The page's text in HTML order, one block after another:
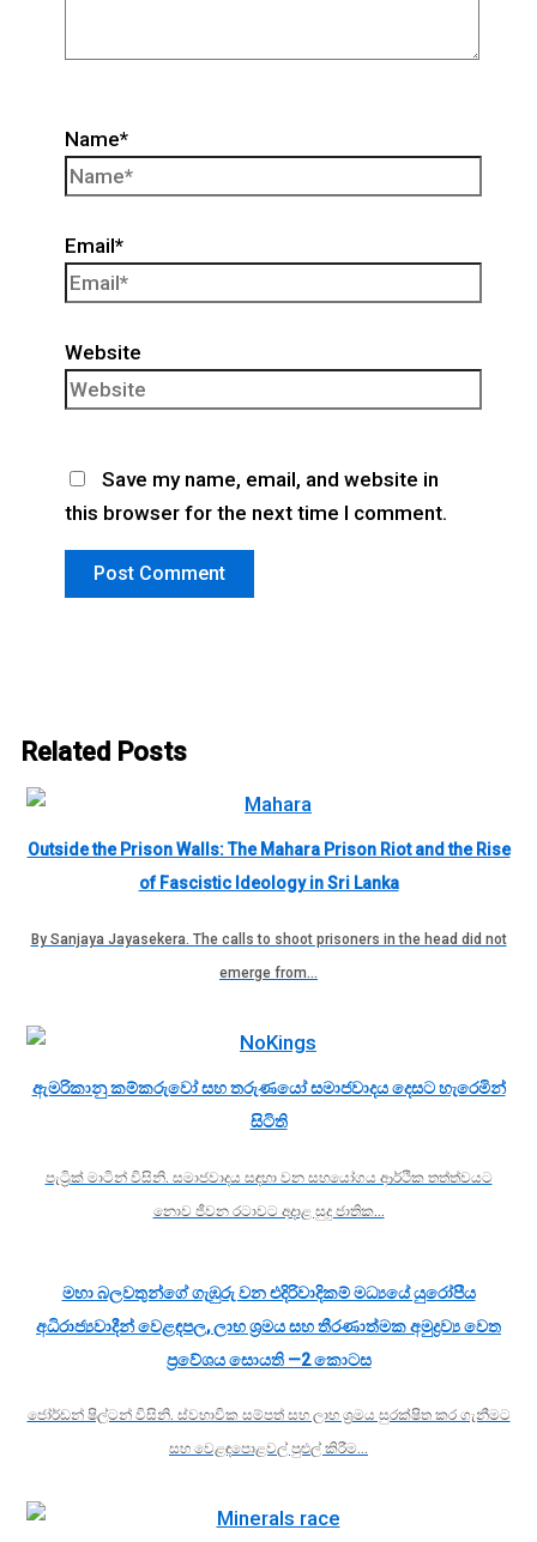
Name*
Email*
Website
Save my name, email, and website in
this browser for the next time I comment.
Related Posts
Outside the Prison Walls: The Mahara Prison Riot and the Rise
of Fascistic Ideology in Sri Lanka
By Sanjaya Jayasekera. The calls to shoot prisoners in the head did not
emerge from…
ඇමරිකානු කම්කරුවෝ සහ තරුණයෝ සමාජවාදය දෙසට හැරෙමින්
සිටිති
පැට්‍රික් මාටින් විසිනි. සමාජවාදය සඳහා වන සහයෝගය ආර්ථික තත්ත්වයට
නොව ජීවන රටාවට අදාළ සුදු ජාතික…
මහා බලවතුන්ගේ ගැඹුරු වන එදිරිවාදිකම් මධ්‍යයේ යුරෝපීය
අධිරාජ්‍යවාදීන් වෙළඳපල, ලාභ ශ්‍රමය සහ තීරණාත්මක අමුද්‍රව්‍ය වෙත
ප්‍රවේශය සොයති —2 කොටස
ජෝර්ඩන් ෂිල්ටන් විසිනි. ස්වභාවික සම්පත් සහ ලාභ ශ්‍රමය සුරක්ෂිත කර ගැනීමට
සහ වෙළඳපොළවල් පුළුල් කිරීම…